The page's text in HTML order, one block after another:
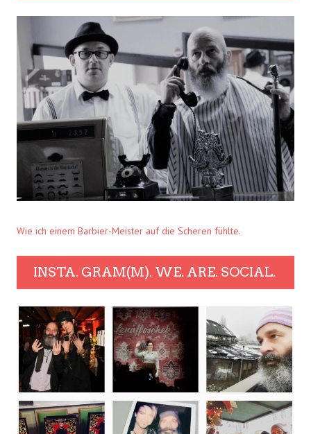
Wie ich einem Barbier-Meister auf die Scheren fühlte.
INSTA. GRAM(M). WE. ARE. SOCIAL.